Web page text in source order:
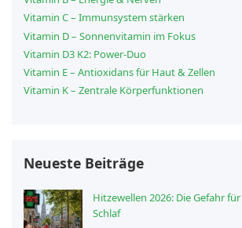
Vitamin C – Immunsystem stärken
Vitamin D – Sonnenvitamin im Fokus
Vitamin D3 K2: Power-Duo
Vitamin E – Antioxidans für Haut & Zellen
Vitamin K – Zentrale Körperfunktionen
Neueste Beiträge
Hitzewellen 2026: Die Gefahr
Schlaf